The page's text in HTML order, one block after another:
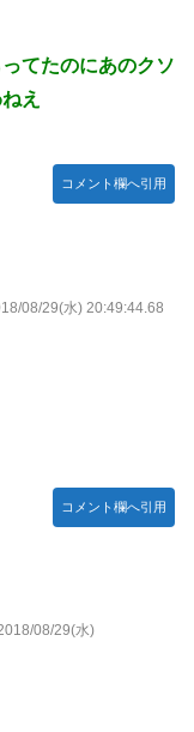
てたのにあのクソ
え
コメント欄へ引用
08/29(水) 20:49:44.68
コメント欄へ引用
08/29(水)